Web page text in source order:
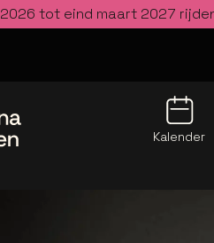
2026 tot eind maart 2027
Kalender